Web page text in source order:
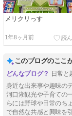
メリクリっす
1年8ヶ月前
このブログのここ
日常と
身近な出来事や趣味の
河口湖観光や子育ての
らには野球や日常のち
で自然な共感と興味を